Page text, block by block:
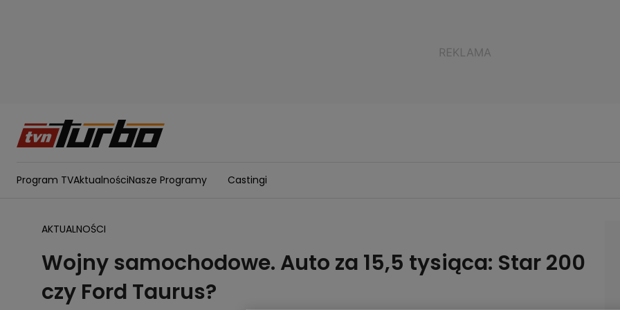
Program TVAktualnościNasze Programy Castingi
AKTUALNOŚCI
Wojny samochodowe. Auto za 15,5 tysiąca: Star 200
czy Ford Taurus?